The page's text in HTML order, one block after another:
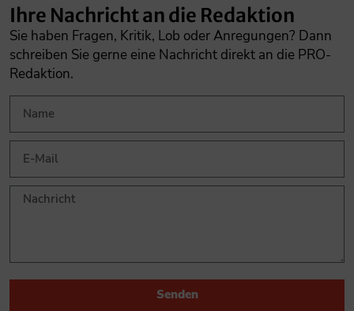
Ihre Nachricht an die Redaktion
Sie haben Fragen, Kritik, Lob oder Anregungen? Dann
schreiben Sie gerne eine Nachricht direkt an die PRO-
Redaktion.
Senden